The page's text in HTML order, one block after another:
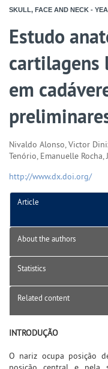
SKULL, FACE AND NECK -
Estudo
cartilagens
em
Nivaldo Alonso, Victor
Tenório, Emanuelle Rocha,
http://www.dx.doi.org/
Article
About the authors
Statistics
Related content
INTRODUÇÃO
O nariz ocupa posição